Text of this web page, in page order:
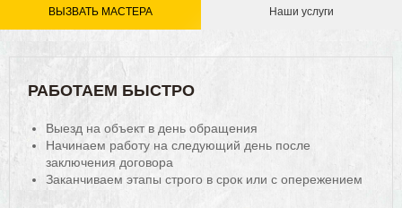
ВЫЗВАТЬ МАСТЕРА Наши услуги
РАБОТАЕМ БЫСТРО
Выезд на объект в день обращения
Начинаем работу на следующий день после
заключения договора
Заканчиваем этапы строго в срок или с опережением